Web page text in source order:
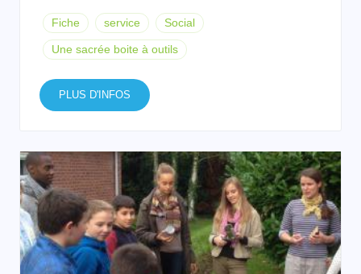
Fiche service Social
Une sacrée boite à outils
PLUS D'INFOS